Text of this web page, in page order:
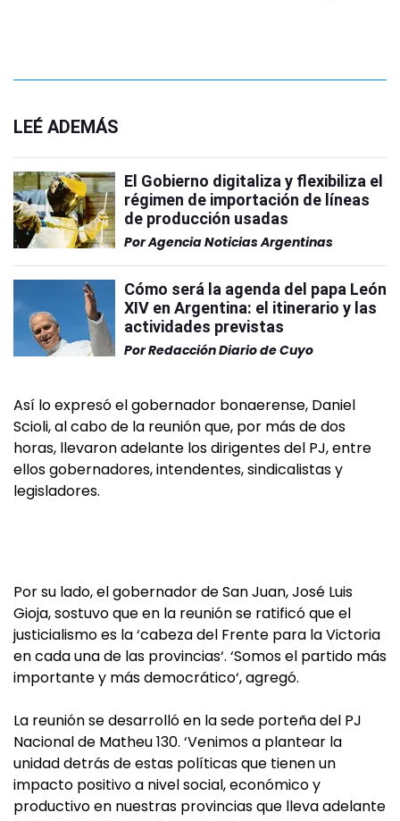
LEÉ ADEMÁS
El Gobierno digitaliza y flexibiliza el
régimen de importación de líneas
de producción usadas
PorAgencia Noticias Argentinas
Cómo será la agenda del papa León
XIV en Argentina: el itinerario y las
actividades previstas
PorRedacción Diario de Cuyo
Así lo expresó el gobernador bonaerense, Daniel
Scioli, al cabo de la reunión que, por más de dos
horas, llevaron adelante los dirigentes del PJ, entre
ellos gobernadores, intendentes, sindicalistas y
legisladores.
Por su lado, el gobernador de San Juan, José Luis
Gioja, sostuvo que en la reunión se ratificó que el
justicialismo es la ‘cabeza del Frente para la Victoria
en cada una de las provincias‘. ‘Somos el partido más
importante y más democrático‘, agregó.
La reunión se desarrolló en la sede porteña del PJ
Nacional de Matheu 130. ‘Venimos a plantear la
unidad detrás de estas políticas que tienen un
impacto positivo a nivel social, económico y
productivo en nuestras provincias que lleva adelante